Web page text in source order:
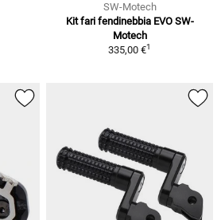
SW-Motech
Kit fari fendinebbia EVO SW-
Motech
335,00 €1